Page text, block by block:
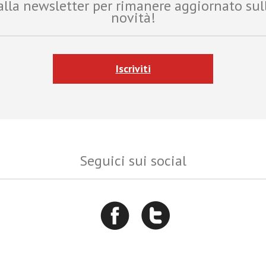
newsletter per rimanere aggiornato
novità!
Iscriviti
Seguici sui social